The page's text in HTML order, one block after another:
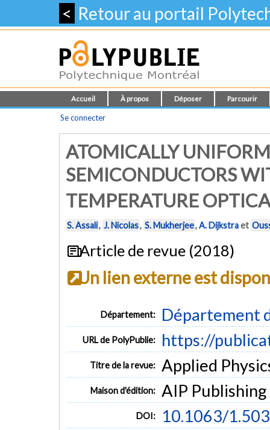
< Retour au portail
Accueil À propos Déposer Parcourir
Se connecter
ATOMICALLY
SEMICONDUCTORS
TEMPERATURE
S. Assali, J. Nicolas, S. Mukherjee,A. Dijkstraet
Article de revue (2018)
Un lien externe est
Département: Département
URL de PolyPublie: https://
Titre de la revue: Applied
Maison d'édition: AIP Publishing
DOI: 10.1063/